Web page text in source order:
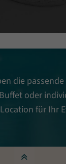
die
oder
für Ihr